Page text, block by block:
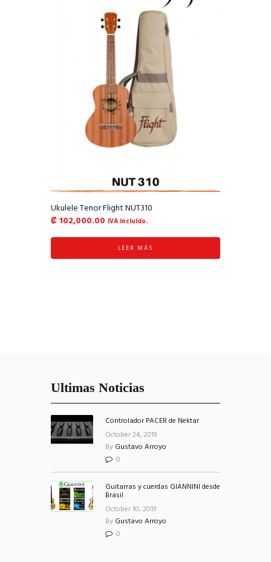
Ukulele Tenor Flight NUT310
₡102,000.00 IVA incluído.
LEER MÁS
Ultimas Noticias
Controlador PACER de Nektar
October 24, 2019
By Gustavo Arroyo
0
Guitarras y cuerdas GIANNINI desde
Brasil
October 10, 2019
By Gustavo Arroyo
0